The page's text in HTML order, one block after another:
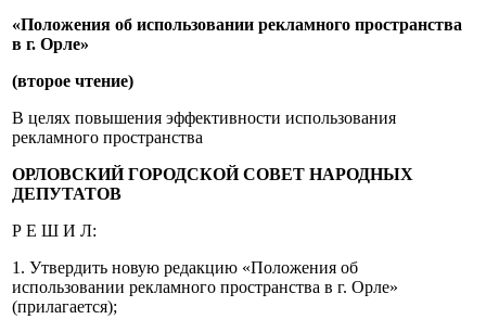
«Положения об использовании рекламного пространства
в г. Орле»
(второе чтение)
В целях повышения эффективности использования
рекламного пространства
ОРЛОВСКИЙ ГОРОДСКОЙ СОВЕТ НАРОДНЫХ
ДЕПУТАТОВ
Р Е Ш И Л:
1. Утвердить новую редакцию «Положения об
использовании рекламного пространства в г. Орле»
(прилагается);